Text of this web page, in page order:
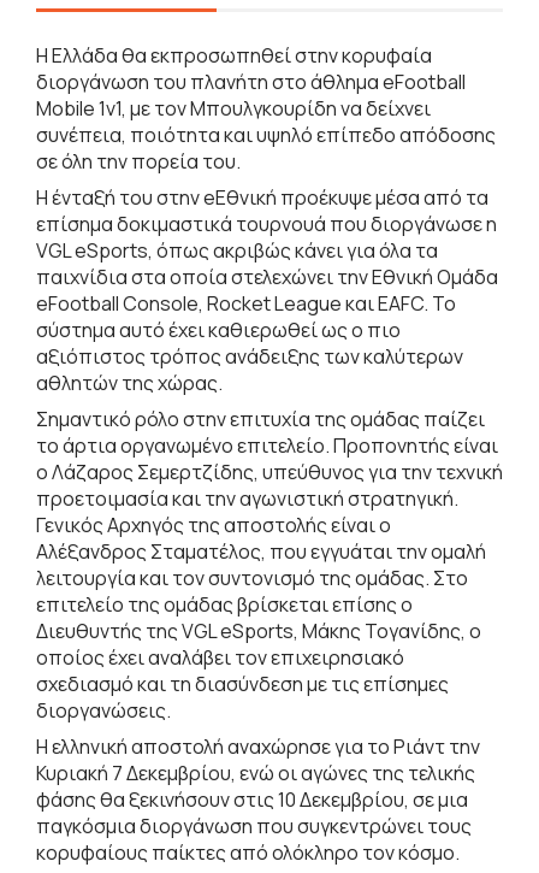
Η Ελλάδα θα εκπροσωπηθεί στην κορυφαία
διοργάνωση του πλανήτη στο άθλημα eFootball
Mobile 1v1, με τον Μπουλγκουρίδη να δείχνει
συνέπεια, ποιότητα και υψηλό επίπεδο απόδοσης
σε όλη την πορεία του.
Η ένταξή του στην eΕθνική προέκυψε μέσα από τα
επίσημα δοκιμαστικά τουρνουά που διοργάνωσε η
VGL eSports, όπως ακριβώς κάνει για όλα τα
παιχνίδια στα οποία στελεχώνει την Εθνική Ομάδα
eFootball Console, Rocket League και EAFC. Το
σύστημα αυτό έχει καθιερωθεί ως ο πιο
αξιόπιστος τρόπος ανάδειξης των καλύτερων
αθλητών της χώρας.
Σημαντικό ρόλο στην επιτυχία της ομάδας παίζει
το άρτια οργανωμένο επιτελείο. Προπονητής είναι
ο Λάζαρος Σεμερτζίδης, υπεύθυνος για την τεχνική
προετοιμασία και την αγωνιστική στρατηγική.
Γενικός Αρχηγός της αποστολής είναι ο
Αλέξανδρος Σταματέλος, που εγγυάται την ομαλή
λειτουργία και τον συντονισμό της ομάδας. Στο
επιτελείο της ομάδας βρίσκεται επίσης ο
Διευθυντής της VGL eSports, Μάκης Τογανίδης, ο
οποίος έχει αναλάβει τον επιχειρησιακό
σχεδιασμό και τη διασύνδεση με τις επίσημες
διοργανώσεις.
Η ελληνική αποστολή αναχώρησε για το Ριάντ την
Κυριακή 7 Δεκεμβρίου, ενώ οι αγώνες της τελικής
φάσης θα ξεκινήσουν στις 10 Δεκεμβρίου, σε μια
παγκόσμια διοργάνωση που συγκεντρώνει τους
κορυφαίους παίκτες από ολόκληρο τον κόσμο.